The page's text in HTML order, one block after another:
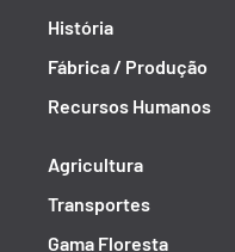
História
Fábrica / Produção
Recursos Humanos
Agricultura
Transportes
Gama Floresta